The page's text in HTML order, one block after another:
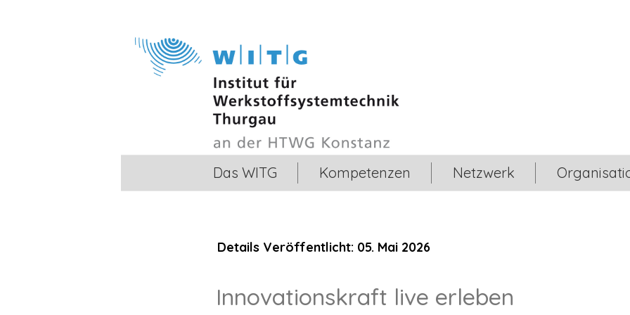
Das WITG Kompetenzen Netzwerk
Details Veröffentlicht: 05. Mai 2026
Innovationskraft live erleben